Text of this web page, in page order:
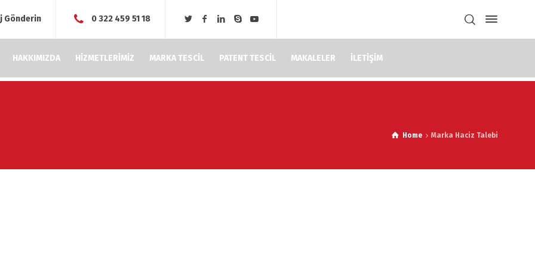
Gönderin 0 322 459 51 18
HAKKIMIZDA HİZMETLERİMİZ MARKA TESCİL PATENT TESCİL MAKALELER İLETİŞİM
Home Marka Haciz Talebi